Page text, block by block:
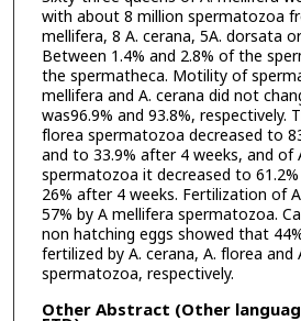
with about 8 million spermatozoa
mellifera, 8 A. cerana, 5A. dorsata
Between 1.4% and 2.8% of the
the spermatheca. Motility of
mellifera and A. cerana did not
was96.9% and 93.8%, respectively.
florea spermatozoa decreased to
and to 33.9% after 4 weeks, and of
spermatozoa it decreased to
26% after 4 weeks. Fertilization of
57% by A mellifera spermatozoa.
non hatching eggs showed that
fertilized by A. cerana, A. florea and
spermatozoa, respectively.
Other Abstract (Other